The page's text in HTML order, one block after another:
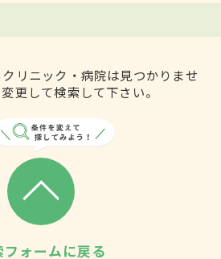
リニック・病院は見つかりませ
更して検索して下さい。
フォームに戻る